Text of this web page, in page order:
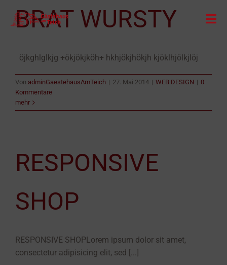
Inhalt
START
UNSER HAUS
ÜBERNACHTUNG
ANFRAGE & KONTAKT
BRAT WURSTY
öjkghlglkjg +ökjökjköh+ hkhjökjhökjh kjöklhjölkjlöj
Von adminGaestehausAmTeich | 27. Mai 2014 | WEB DESIGN | 0
Kommentare
mehr
RESPONSIVE
SHOP
RESPONSIVE SHOPLorem ipsum dolor sit amet,
consectetur adipisicing elit, sed [...]